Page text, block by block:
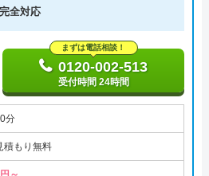
全対応
まずは電話相談！
0120-002-513
受付時間 24時間
分
積もり無料